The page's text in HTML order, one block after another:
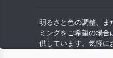
明るさと色の調整、ま
ミングをご希望の場
供しています。気軽に